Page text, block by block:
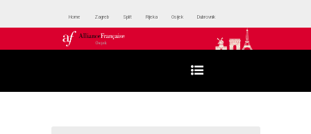
Home Zagreb Split Rijeka Osijek Dubrovnik